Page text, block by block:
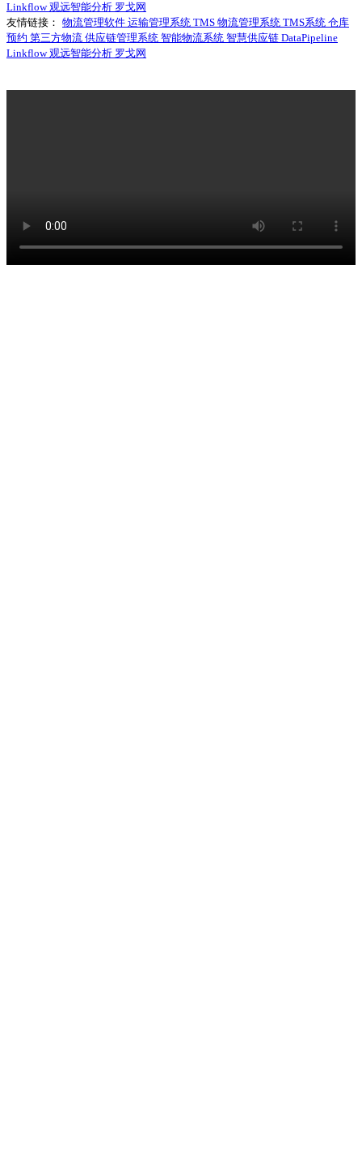
Linkflow观远智能分析 罗戈网
友情链接： 物流管理软件 运输管理系统 TMS 物流管理系统 TMS系统 仓库
预约 第三方物流 供应链管理系统 智能物流系统 智慧供应链 DataPipeline
Linkflow观远智能分析 罗戈网